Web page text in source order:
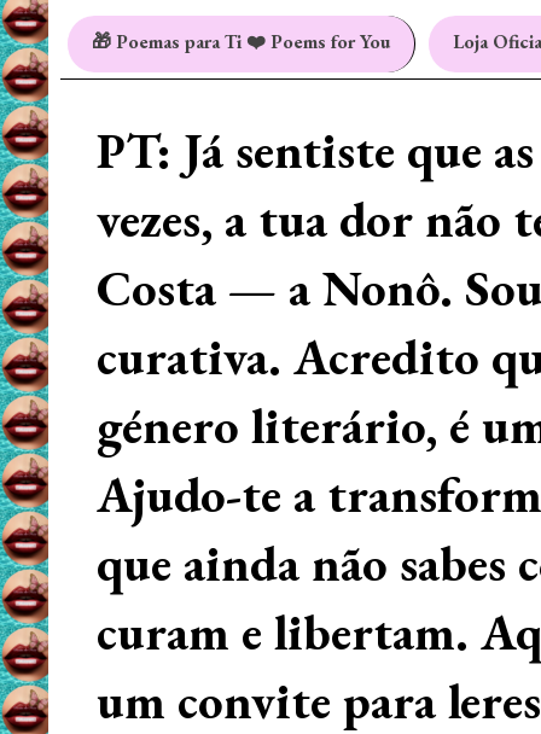
🎁 Poemas para Ti ❤️ Poems for You Loja
PT: Já sentiste que
vezes, a tua dor não
Costa — a Nonô.
curativa. Acredito
género literário, é
Ajudo-te a
que ainda não
curam e libertam.
um convite para